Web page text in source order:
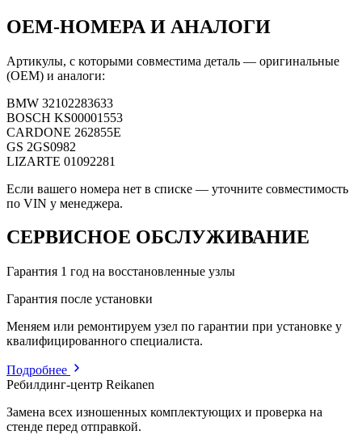
OEM-НОМЕРА И АНАЛОГИ
Артикулы, с которыми совместима деталь — оригинальные
(OEM) и аналоги:
BMW 32102283633
BOSCH KS00001553
CARDONE 262855E
GS 2GS0982
LIZARTE 01092281
Если вашего номера нет в списке — уточните совместимость
по VIN у менеджера.
СЕРВИСНОЕ ОБСЛУЖИВАНИЕ
Гарантия 1 год на восстановленные узлы
Гарантия после установки
Меняем или ремонтируем узел по гарантии при установке у
квалифицированного специалиста.
Подробнее
Ребилдинг-центр Reikanen
Замена всех изношенных комплектующих и проверка на
стенде перед отправкой.